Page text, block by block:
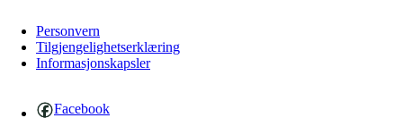
Personvern
Tilgjengelighetserklæring
Informasjonskapsler
Facebook